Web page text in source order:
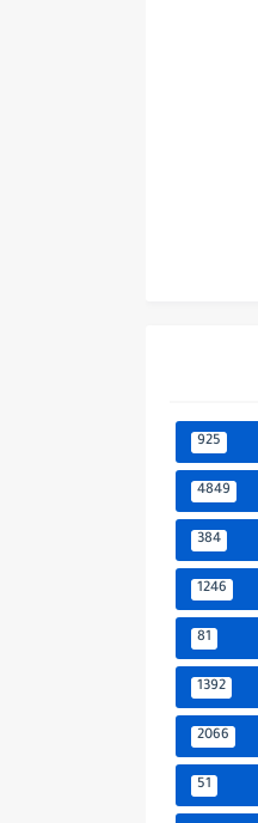
925
4849
384
1246
81
1392
2066
51